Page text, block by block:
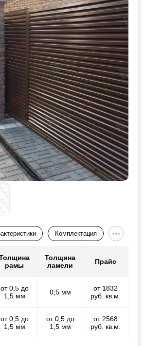
Комплектация
рамы
Толщина
ламели
Прайс
от 0,5 до
1,5 мм
0,5 мм
от 1832
руб. кв.м.
от 0,5 до
1,5 мм
от 0,5 до
1,5 мм
от 2568
руб. кв.м.